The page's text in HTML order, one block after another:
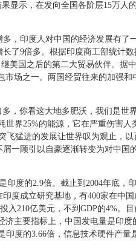
显示，在发向全国各阶层15万人
印度人对中国的经济发展有了
了9倍多。根据印度商工部统计数
美国之后的第二大贸易伙伴。据
场之一。两国经贸往来的加强
你看这大地多肥沃，我们是世
界25%的能源，它在严重伤害人
飞猛进的发展让世界叹为观止，
一顾引以自豪逐渐转变为对中国
度的2.9倍。截止到2004年底，
度成立研究基地，有400家在中
入210亿美元，不到GDP的4%。
主要指标上，中国发电量是印度
度的3.66倍，信息技术硬件产量